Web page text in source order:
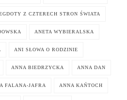
Z CZTERECH STRON ŚWIATA
ANETA WYBIERALSKA
ANI SŁOWA O RODZINIE
ANNA BIEDRZYCKA ANNA DAN
FALANA-JAFRA ANNA KAŃTOCH